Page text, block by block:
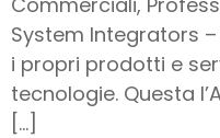
System Integrators
i propri prodotti e
tecnologie. Questa
[…]